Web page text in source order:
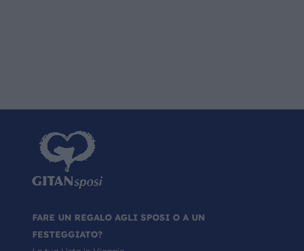
FARE UN REGALO AGLI SPOSI O A UN
FESTEGGIATO?